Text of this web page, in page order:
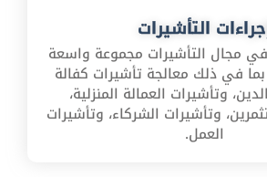
التأشيرات
مجال التأشيرات مجموعة واسعة
بما في ذلك معالجة تأشيرات كفالة
وتأشيرات العمالة المنزلية،
وتأشيرات الشركاء، وتأشيرات
العمل.